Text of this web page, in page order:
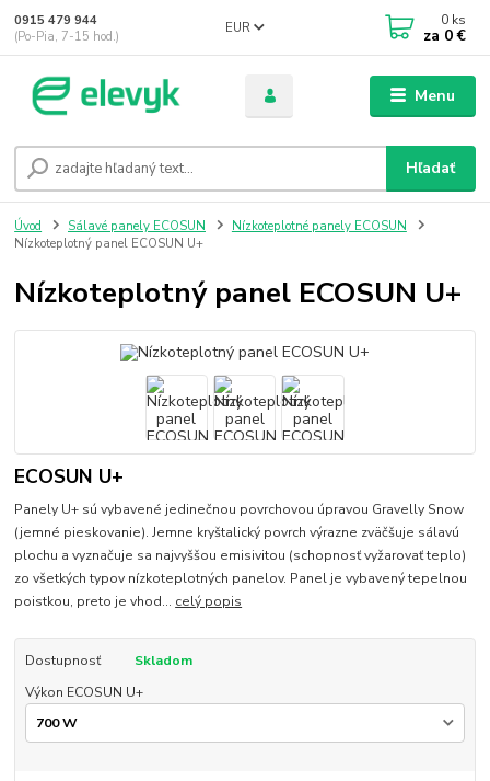
Menu
EUR
Hľadať
0915 479 944
(Po-Pia, 7-15 hod.)
0 ks
za 0 €
Úvod Sálavé panely ECOSUN
Nízkoteplotné panely ECOSUN
Nízkoteplotný panel ECOSUN U+
Nízkoteplotný panel ECOSUN U+
ECOSUN U+
Panely U+ sú vybavené jedinečnou povrchovou úpravou Gravelly Snow
(jemné pieskovanie). Jemne kryštalický povrch výrazne zväčšuje sálavú
plochu a vyznačuje sa najvyššou emisivitou (schopnosť vyžarovať teplo)
zo všetkých typov nízkoteplotných panelov. Panel je vybavený tepelnou
poistkou, preto je vhod... celý popis
Dostupnosť
Skladom
Výkon ECOSUN U+